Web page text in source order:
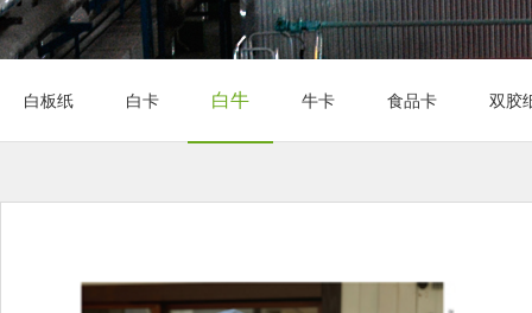
白板纸 白卡 白牛 牛卡 食品卡 双胶